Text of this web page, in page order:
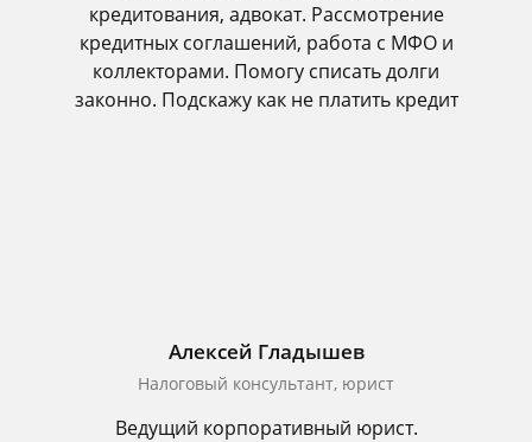
кредитования, адвокат. Рассмотрение
кредитных соглашений, работа с МФО и
коллекторами. Помогу списать долги
законно. Подскажу как не платить кредит
Алексей Гладышев
Налоговый консультант, юрист
Ведущий корпоративный юрист.